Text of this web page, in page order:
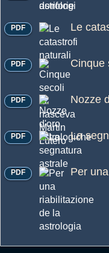
Le
PDF
Cinque
PDF
Nozze
PDF
La
PDF
Per
PDF